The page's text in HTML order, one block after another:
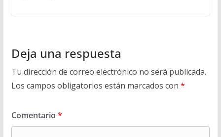
Deja una respuesta
Tu dirección de correo electrónico no será publicada.
Los campos obligatorios están marcados con *
Comentario *